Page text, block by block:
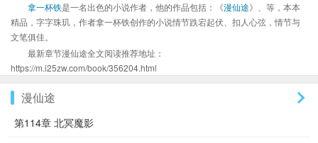
拿一杯铁是一名出色的小说作者，他的作品包括：《漫仙途》、等，本本
精品，字字珠玑，作者拿一杯铁创作的小说情节跌宕起伏、扣人心弦，情节与
文笔俱佳。
最新章节漫仙途全文阅读推荐地址：
https://m.i25zw.com/book/356204.html
漫仙途
第114章 北冥魔影